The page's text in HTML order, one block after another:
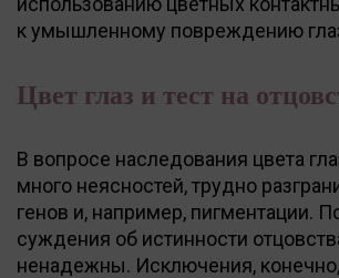
к умышленному повреждению
Цвет глаз и тест на
В вопросе наследования цвета
много неясностей, трудно
генов и, например, пигментации.
суждения об истинности
ненадежны. Исключения,